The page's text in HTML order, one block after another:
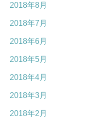
2018年8月
2018年7月
2018年6月
2018年5月
2018年4月
2018年3月
2018年2月